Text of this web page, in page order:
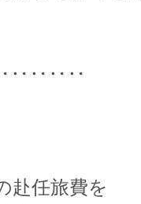
赴任旅費を